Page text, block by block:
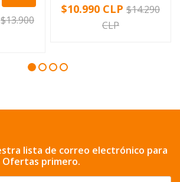
$13.900
$10.990 CLP $14.290
CLP
lista de correo electrónico para
primero.